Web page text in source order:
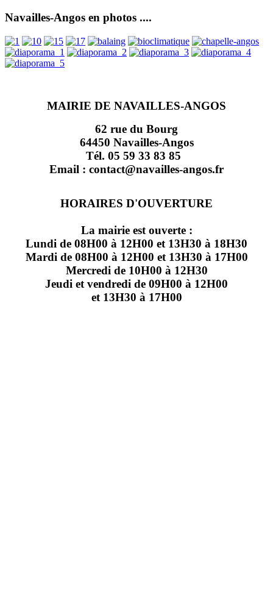
Navailles-Angos en photos ....
MAIRIE DE NAVAILLES-ANGOS
62 rue du Bourg
64450 Navailles-Angos
Tél. 05 59 33 83 85
Email : contact@navailles-angos.fr
HORAIRES D'OUVERTURE
La mairie est ouverte :
Lundi de 08H00 à 12H00 et 13H30 à 18H30
Mardi de 08H00 à 12H00 et 13H30 à 17H00
Mercredi de 10H00 à 12H30
Jeudi et vendredi de 09H00 à 12H00
et 13H30 à 17H00